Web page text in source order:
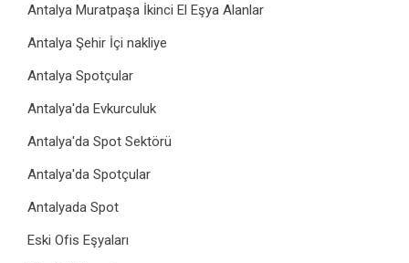
Antalya Muratpaşa İkinci El Eşya Alanlar
Antalya Şehir İçi nakliye
Antalya Spotçular
Antalya'da Evkurculuk
Antalya'da Spot Sektörü
Antalya'da Spotçular
Antalyada Spot
Eski Ofis Eşyaları